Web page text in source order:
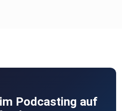
Podcasting auf